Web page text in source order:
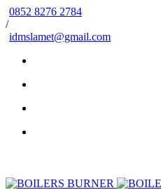
0852 8276 2784
/
idmslamet@gmail.com